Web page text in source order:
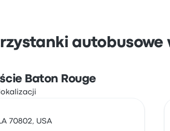
autobusowe
Baton Rouge
70802, USA